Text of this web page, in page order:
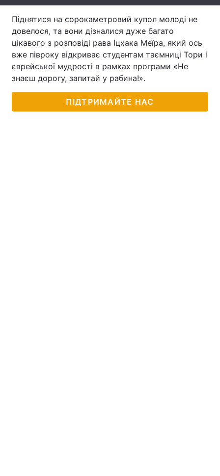
Піднятися на сорокаметровий купол молоді не
довелося, та вони дізналися дуже багато
цікавого з розповіді рава Іцхака Меїра, який ось
вже півроку відкриває студентам таємниці Тори і
єврейської мудрості в рамках програми «Не
знаєш дорогу, запитай у рабина!».
ПІДТРИМАЙТЕ НАС